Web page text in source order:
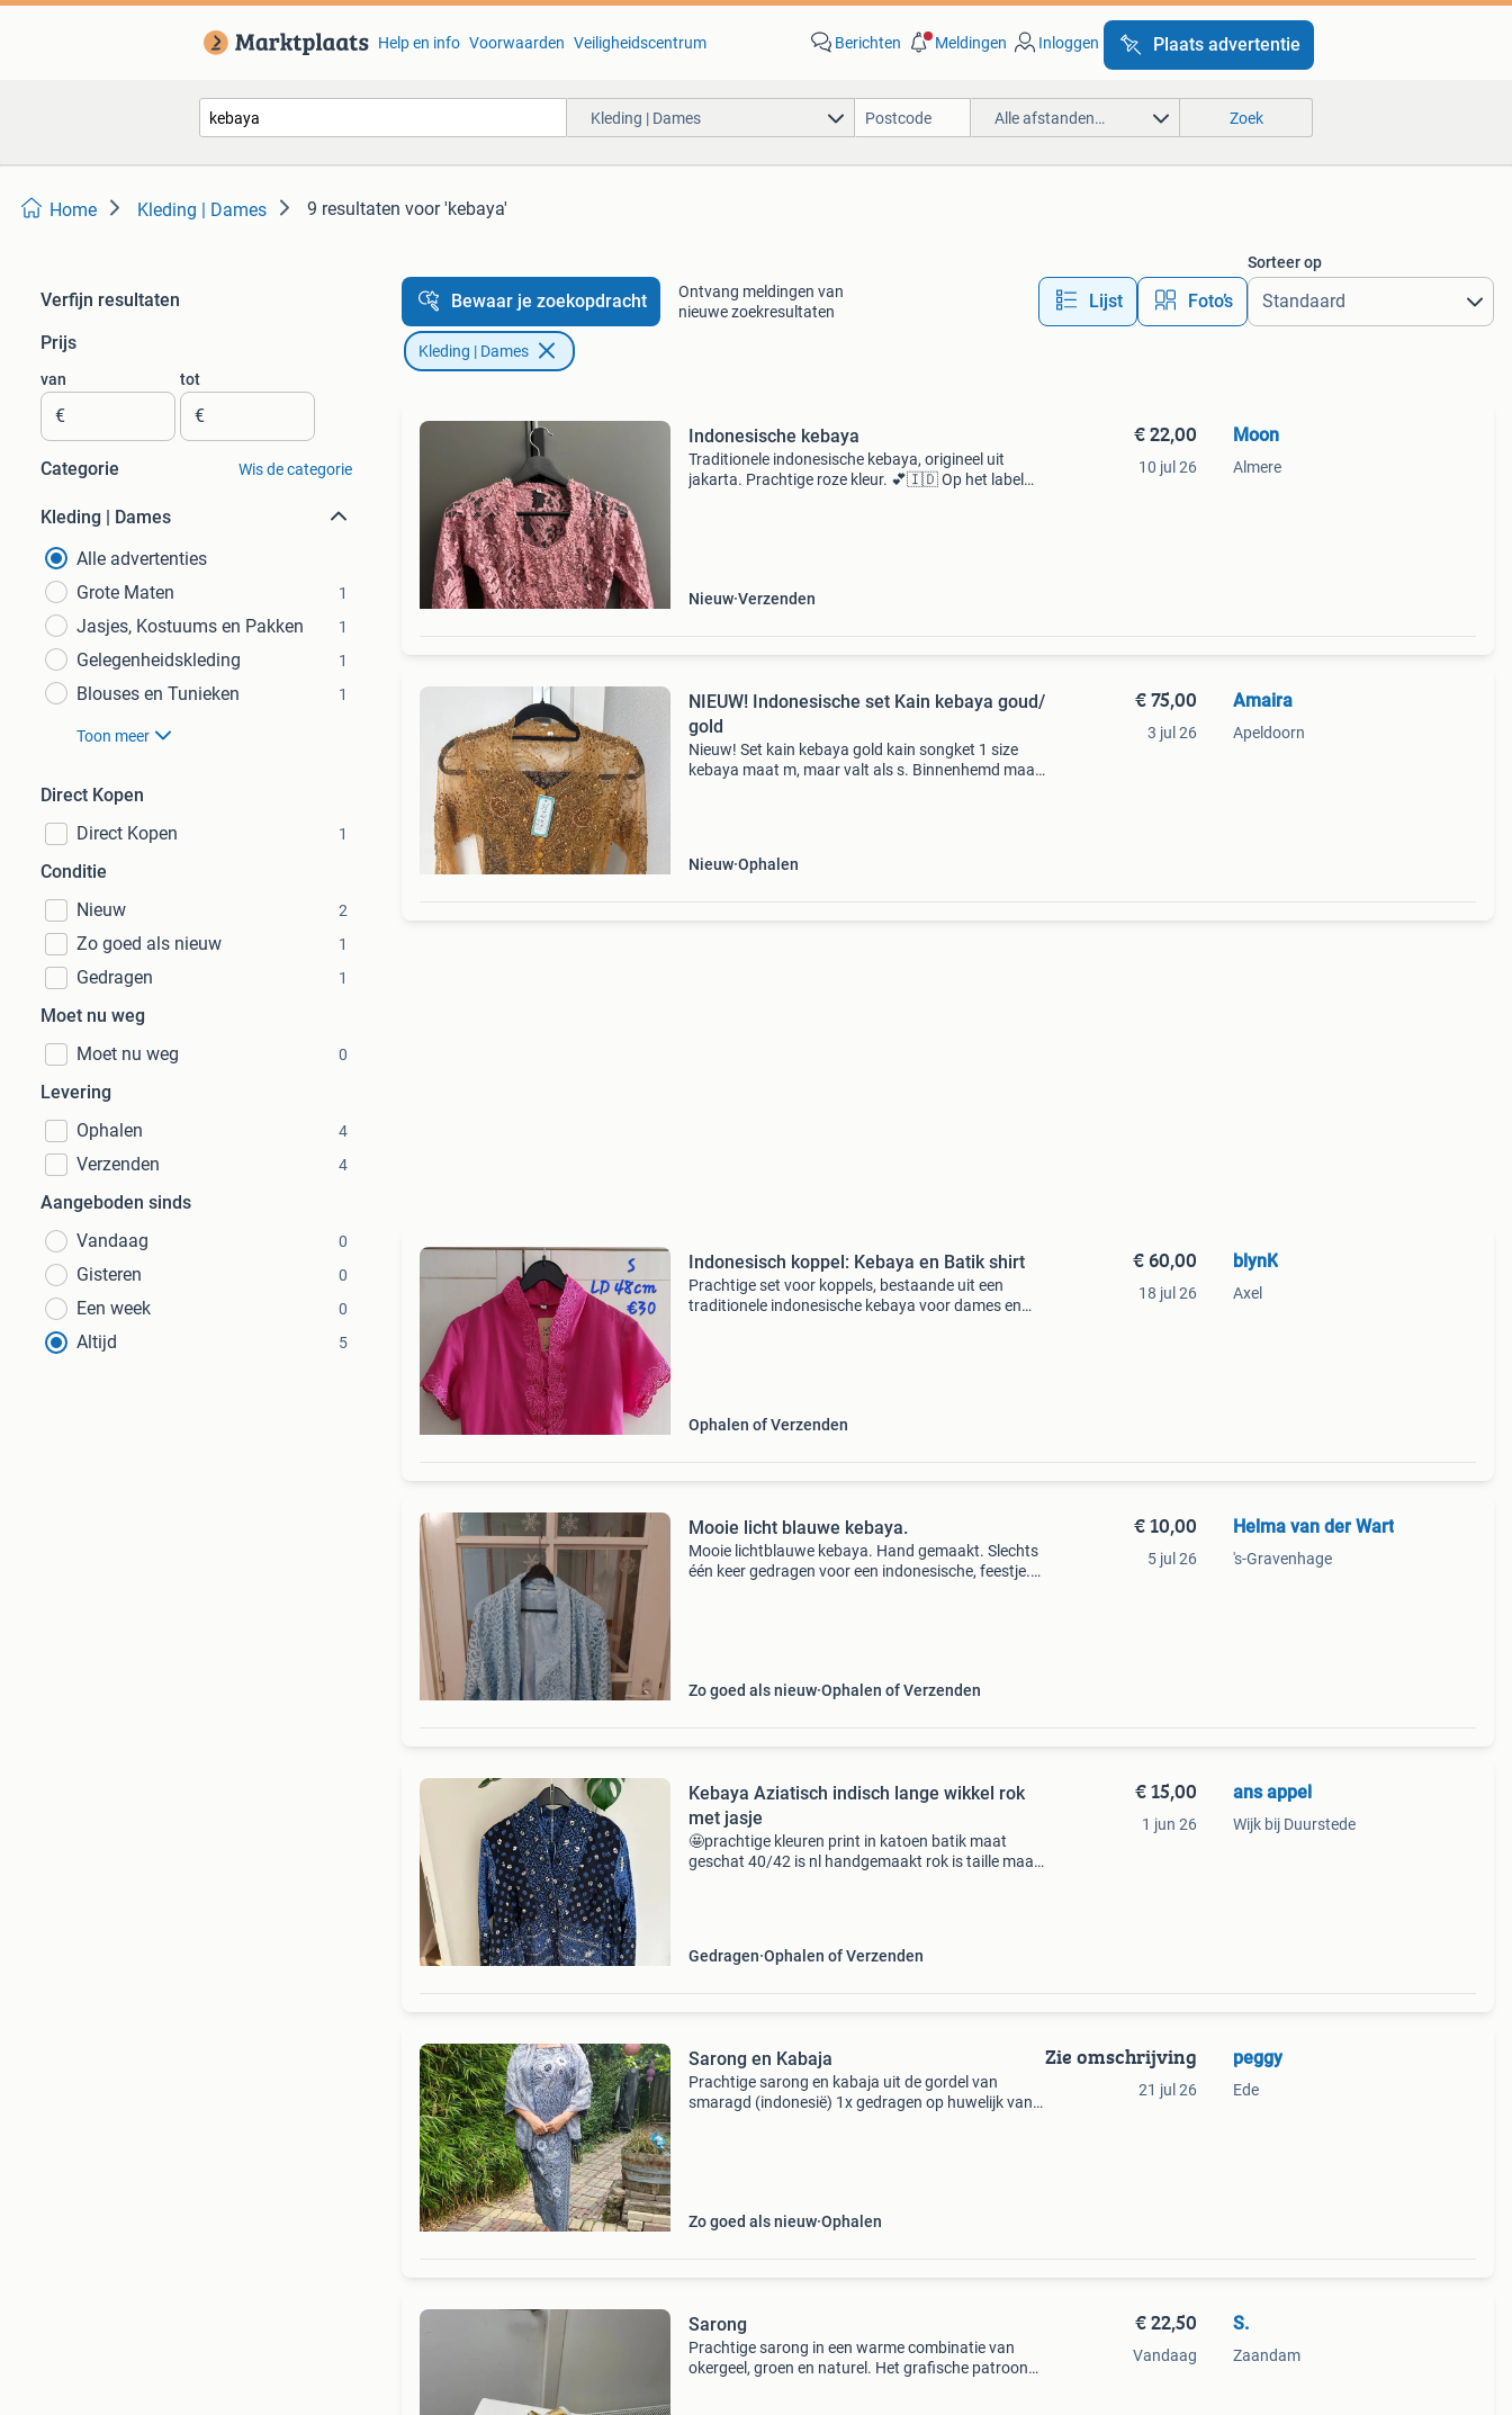
Help en info Voorwaarden Veiligheidscentrum Berichten Meldingen Inloggen Plaats advertentie
Kleding | Dames Alle afstanden… Zoek
Home Kleding | Dames 9 resultaten voor 'kebaya'
Verfijn resultaten
Prijs
van
€
tot
€
Categorie Wis de categorie
Kleding | Dames
Alle advertenties
Grote Maten
1
Jasjes, Kostuums en Pakken 1
Gelegenheidskleding 1
Blouses en Tunieken 1
Toon meer
Direct Kopen
Direct Kopen
1
Conditie
Nieuw
2
Zo goed als nieuw 1
Gedragen 1
Moet nu weg
Moet nu weg
0
Levering
Ophalen
4
Verzenden 4
Aangeboden sinds
Vandaag
0
Gisteren 0
Een week 0
Altijd 5
Bewaar je zoekopdracht
Ontvang meldingen van
nieuwe zoekresultaten
Lijst Foto’s
Sorteer op
Kleding | Dames
Indonesische kebaya
Traditionele indonesische kebaya, origineel uit
jakarta. Prachtige roze kleur. 💕🇮🇩 Op het label
Nieuw Verzenden
€ 22,00
10 jul 26
Moon
Almere
NIEUW! Indonesische set Kain kebaya goud/
gold
Nieuw! Set kain kebaya gold kain songket 1 size
kebaya maat m, maar valt als s. Binnenhemd maat
Nieuw Ophalen
€ 75,00
3 jul 26
Amaira
Apeldoorn
Indonesisch koppel: Kebaya en Batik shirt
Prachtige set voor koppels, bestaande uit een
traditionele indonesische kebaya voor dames en
Ophalen of Verzenden
€ 60,00
18 jul 26
blynK
Axel
Mooie licht blauwe kebaya.
Mooie lichtblauwe kebaya. Hand gemaakt. Slechts
één keer gedragen voor een indonesische, feestje.
Zo goed als nieuw Ophalen of Verzenden
€ 10,00
5 jul 26
Helma van der Wart
's-Gravenhage
Kebaya Aziatisch indisch lange wikkel rok
met jasje
🤩prachtige kleuren print in katoen batik maat
geschat 40/42 is nl handgemaakt rok is taille maat
Gedragen Ophalen of Verzenden
€ 15,00
1 jun 26
ans appel
Wijk bij Duurstede
Sarong en Kabaja
Prachtige sarong en kabaja uit de gordel van
smaragd (indonesië) 1x gedragen op huwelijk van
Zo goed als nieuw Ophalen
Zie omschrijving
21 jul 26
peggy
Ede
Sarong
Prachtige sarong in een warme combinatie van
okergeel, groen en naturel. Het grafische patroon
€ 22,50
Vandaag
S.
Zaandam